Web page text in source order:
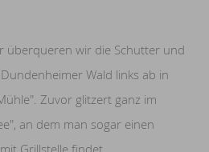
überqueren wir die Schutter und
Wald links ab in
Zuvor glitzert ganz im
an dem man sogar einen
Grillstelle findet.